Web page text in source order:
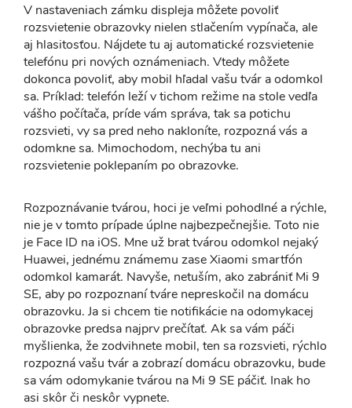
V nastaveniach zámku displeja môžete povoliť
rozsvietenie obrazovky nielen stlačením vypínača, ale
aj hlasitosťou. Nájdete tu aj automatické rozsvietenie
telefónu pri nových oznámeniach. Vtedy môžete
dokonca povoliť, aby mobil hľadal vašu tvár a odomkol
sa. Príklad: telefón leží v tichom režime na stole vedľa
vášho počítača, príde vám správa, tak sa potichu
rozsvieti, vy sa pred neho nakloníte, rozpozná vás a
odomkne sa. Mimochodom, nechýba tu ani
rozsvietenie poklepaním po obrazovke.
Rozpoznávanie tvárou, hoci je veľmi pohodlné a rýchle,
nie je v tomto prípade úplne najbezpečnejšie. Toto nie
je Face ID na iOS. Mne už brat tvárou odomkol nejaký
Huawei, jednému známemu zase Xiaomi smartfón
odomkol kamarát. Navyše, netuším, ako zabrániť Mi 9
SE, aby po rozpoznaní tváre nepreskočil na domácu
obrazovku. Ja si chcem tie notifikácie na odomykacej
obrazovke predsa najprv prečítať. Ak sa vám páči
myšlienka, že zodvihnete mobil, ten sa rozsvieti, rýchlo
rozpozná vašu tvár a zobrazí domácu obrazovku, bude
sa vám odomykanie tvárou na Mi 9 SE páčiť. Inak ho
asi skôr či neskôr vypnete.